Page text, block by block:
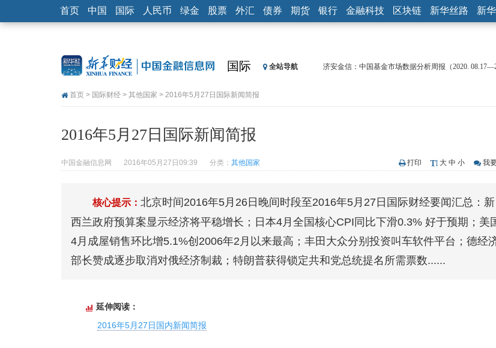
首页 中国 国际 人民币 绿金 股票 外汇 债券 期货 银行 金融科技 区块链 新华丝路 新
国际 全站导航
济安金信：中国基金市场数据分析周报（2020.
央行公开市场净投放300亿元 短端资金利率明显下行
恒生聚源：北斗收官之星发射成功，全产业链解析
首页 > 国际财经 > 其他国家 > 2016年5月27日国际新闻简报
2016年5月27日国际新闻简报
中国金融信息网 2016年05月27日09:39 分类： 其他国家 打印 大 中 小 我
核心提示： 北京时间2016年5月26日晚间时段至2016年5月27日国际财经要闻汇总：新
西兰政府预算案显示经济将平稳增长；日本4月全国核心CPI同比下滑0.3% 好于预期；美
4月成屋销售环比增5.1%创2006年2月以来最高；丰田大众分别投资叫车软件平台；德经
部长赞成逐步取消对俄经济制裁；特朗普获得锁定共和党总统提名所需票数......
延伸阅读：
2016年5月27日国内新闻简报